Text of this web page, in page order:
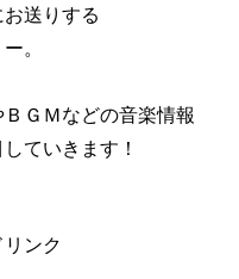
送りする
。
ＧＭなどの音楽情報
ていきます！
ンク